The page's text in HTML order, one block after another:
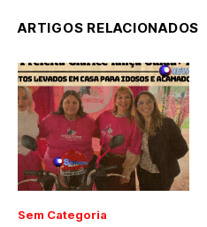
ARTIGOS RELACIONADOS
Sem Categoria